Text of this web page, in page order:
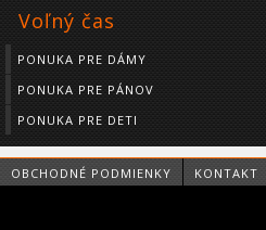
Voľný čas
PONUKA PRE DÁMY
PONUKA PRE PÁNOV
PONUKA PRE DETI
OBCHODNÉ PODMIENKY KONTAKT